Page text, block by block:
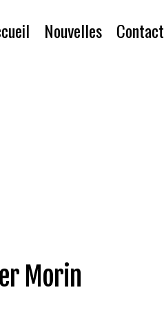
Nouvelles Contact
Morin